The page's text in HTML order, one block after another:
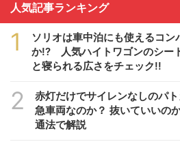
人気記事ランキング
1
ソリオは車中泊にも使えるコン
か!? 人気ハイトワゴンのシー
と寝られる広さをチェック!!
2
赤灯だけでサイレンなしのパ
急車両なのか？ 抜いていいの
通法で解説